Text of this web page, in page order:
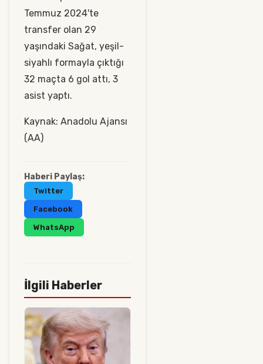
Temmuz 2024'te
transfer olan 29
yaşındaki Sağat, yeşil-
siyahlı formayla çıktığı
32 maçta 6 gol attı, 3
asist yaptı.
Kaynak: Anadolu Ajansı
(AA)
Haberi Paylaş:
Twitter
Facebook
WhatsApp
İlgili Haberler